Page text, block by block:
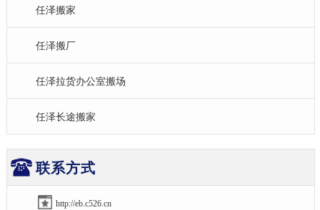
任泽搬家
任泽搬厂
任泽拉货办公室搬场
任泽长途搬家
联系方式
http://eb.c526.cn